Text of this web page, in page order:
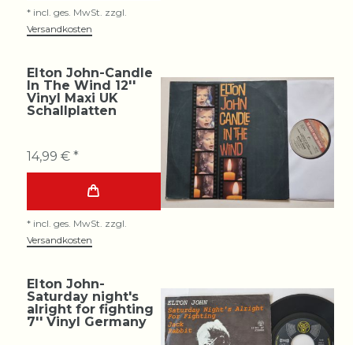
* incl. ges. MwSt. zzgl.
Versandkosten
Elton John-Candle
In The Wind 12''
Vinyl Maxi UK
Schallplatten
14,99 € *
* incl. ges. MwSt. zzgl.
Versandkosten
Elton John-
Saturday night's
alright for fighting
7'' Vinyl Germany